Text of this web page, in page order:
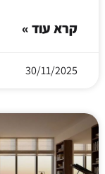
קרא עוד »
30/11/2025